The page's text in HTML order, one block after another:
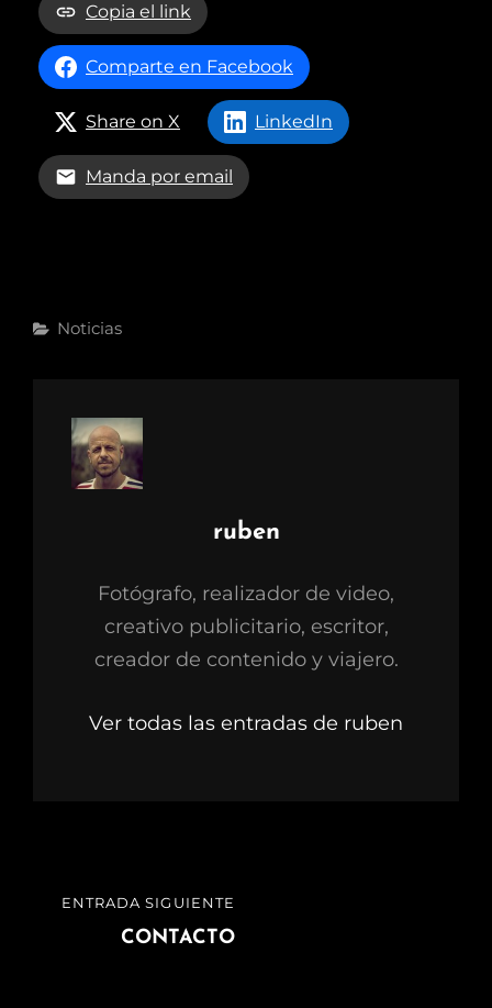
Copia el link
Comparte en Facebook
Share on X LinkedIn
Manda por email
Noticias
ruben
Fotógrafo, realizador de video,
creativo publicitario, escritor,
creador de contenido y viajero.
Ver todas las entradas de ruben
ENTRADA SIGUIENTE
CONTACTO